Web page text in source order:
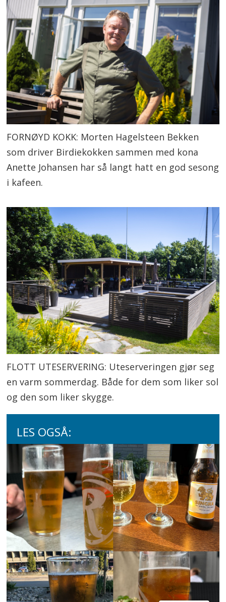
FORNØYD KOKK: Morten Hagelsteen Bekken
som driver Birdiekokken sammen med kona
Anette Johansen har så langt hatt en god sesong
i kafeen.
FLOTT UTESERVERING: Uteserveringen gjør seg
en varm sommerdag. Både for dem som liker sol
og den som liker skygge.
LES OGSÅ: